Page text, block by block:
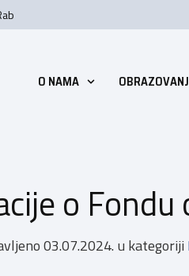
O NAMA
o
03.07.2024. u kategoriji